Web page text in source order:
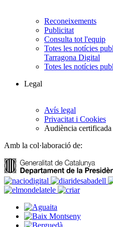
Reconeixements
Publicitat
Consulta tot l'equip
Totes les notícies
Tarragona Digital
Totes les notícies
Legal
Avís legal
Privacitat i Cookies
Audiència
Amb la col·laboració de: